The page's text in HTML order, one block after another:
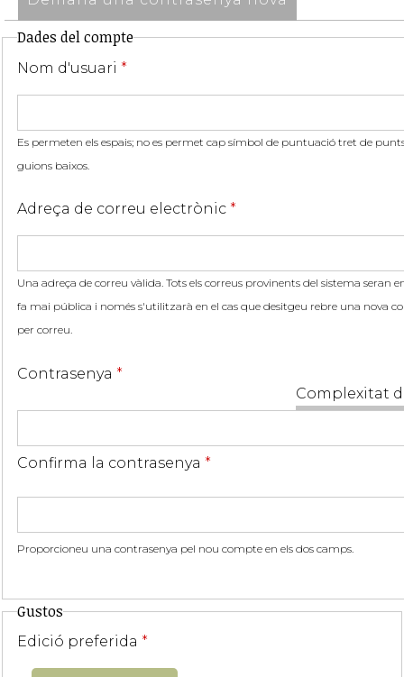
Dades del compte
Nom d'usuari *
Es permeten els espais; no es permet cap símbol de puntuació tret de
guions baixos.
Adreça de correu electrònic *
Una adreça de correu vàlida. Tots els correus provinents del sistema seran
fa mai pública i només s'utilitzarà en el cas que desitgeu rebre una nova
per correu.
Complexitat
Contrasenya *
Confirma la contrasenya *
Proporcioneu una contrasenya pel nou compte en els dos camps.
Gustos
Edició preferida *